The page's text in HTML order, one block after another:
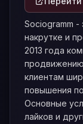
Sociogramm
накрутке и
2013 года
продвижению
клиентам
повышения
Основные
лайков и